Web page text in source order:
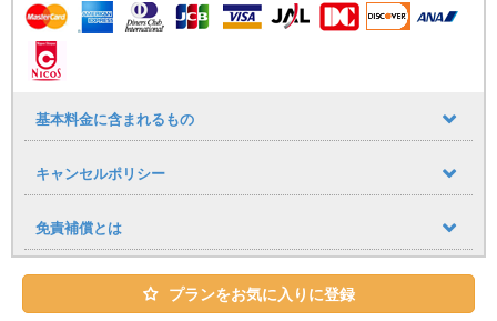
基本料金に含まれるもの
キャンセルポリシー
免責補償とは
プランをお気に入りに登録